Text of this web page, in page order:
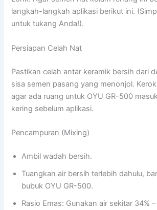
langkah-langkah aplikasi berikut ini.
untuk tukang Anda!).
Persiapan Celah Nat
Pastikan celah antar keramik bersih dari
sisa semen pasang yang menonjol.
agar ada ruang untuk OYU GR-500
kering sebelum aplikasi.
Pencampuran (Mixing)
Ambil wadah bersih.
Tuangkan air bersih terlebih dahulu,
bubuk OYU GR-500.
Rasio Emas: Gunakan air sekitar 34%